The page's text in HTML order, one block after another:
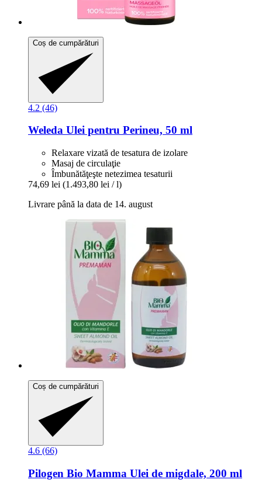
Coș de cumpărături
4.2 (46)
Weleda Ulei pentru Perineu, 50 ml
Relaxare vizată de tesatura de izolare
Masaj de circulaţie
Îmbunătăţeşte netezimea tesaturii
74,69 lei (1.493,80 lei / l)
Livrare până la data de 14. august
Coș de cumpărături
4.6 (66)
Pilogen Bio Mamma Ulei de migdale, 200 ml